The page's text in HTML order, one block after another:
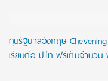
ทุนรัฐบาลอังกฤษ
เรียนต่อ ป.โท ฟรีเต็มจำนว